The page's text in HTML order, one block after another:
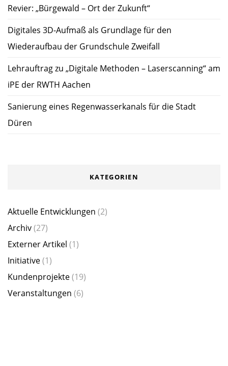
Revier: „Bürgewald – Ort der Zukunft“
Digitales 3D-Aufmaß als Grundlage für den
Wiederaufbau der Grundschule Zweifall
Lehrauftrag zu „Digitale Methoden – Laserscanning“ am
iPE der RWTH Aachen
Sanierung eines Regenwasserkanals für die Stadt
Düren
KATEGORIEN
Aktuelle Entwicklungen (2)
Archiv(27)
Externer Artikel (1)
Initiative(1)
Kundenprojekte(19)
Veranstaltungen (6)